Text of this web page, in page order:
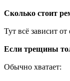
Сколько стоит
Тут всё зависит от
Если трещины
Обычно хватает: